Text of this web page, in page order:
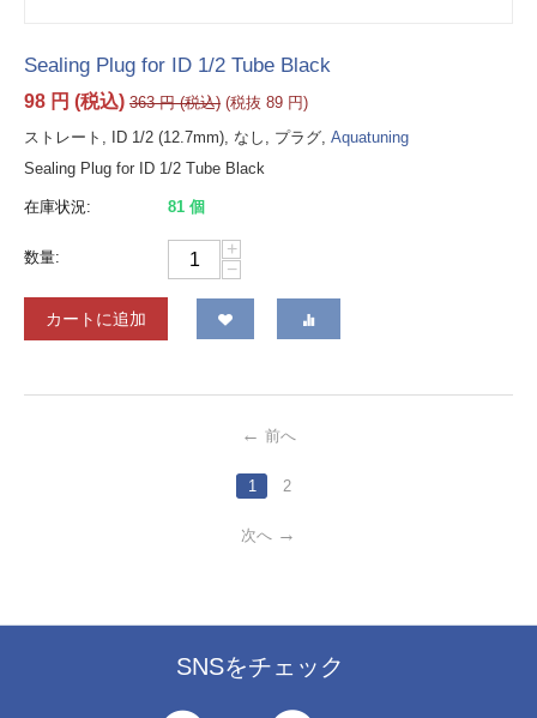
Sealing Plug for ID 1/2 Tube Black
98 円 (税込) 363 円(税込) (税抜 89 円)
ストレート, ID 1/2 (12.7mm), なし, プラグ, Aquatuning
Sealing Plug for ID 1/2 Tube Black
在庫状況: 81 個
数量:
+
−
カートに追加
前へ
1 2
次へ
SNSをチェック